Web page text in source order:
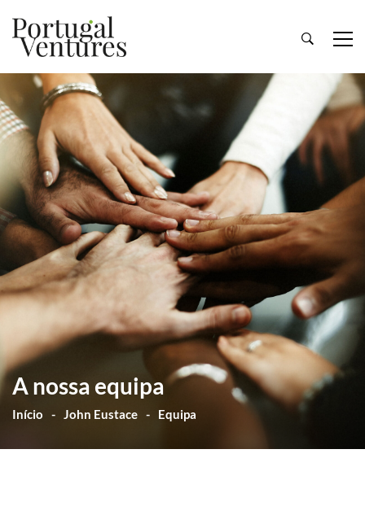
A nossa equipa
Início John Eustace Equipa